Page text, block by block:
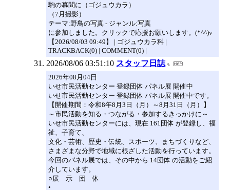
駒の幕間に（ゴジュウカラ）
（7月撮影）
テーマ:野鳥の写真 - ジャンル:写真
に参加しました。クリックで応援お願いします。(*^^)v
【2026/08/03 09:49】 | ゴジュウカラ科 |
TRACKBACK(0) | COMMENT(0) |
2026/08/06 03:51:10 スタッフ日誌
2026年08月04日
いせ市民活動センター 登録団体 パネル展 開催中
いせ市民活動センター 登録団体 パネル展 開催中です。
【開催期間：令和8年8月3日（月）～8月31日（月）】
～市民活動を知る・つながる・参加するきっかけに～
いせ市民活動センターには、現在 161団体 が登録し、福
祉、子育て、
文化・芸術、歴史・伝統、スポーツ、まちづくりなど、
さまざまな分野で地域に根ざした活動を行っています。
今回のパネル展では、その中から 14団体 の活動をご紹
介しています。
○展 示 団 体
•